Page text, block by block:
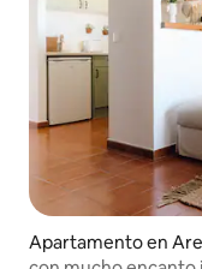
Apartamento en